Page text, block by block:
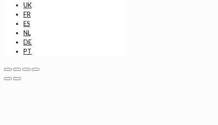
UK
FR
ES
NL
DE
PT